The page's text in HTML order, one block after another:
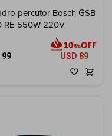
percutor Bosch GSB
RE 550W 220V
99 USD 89